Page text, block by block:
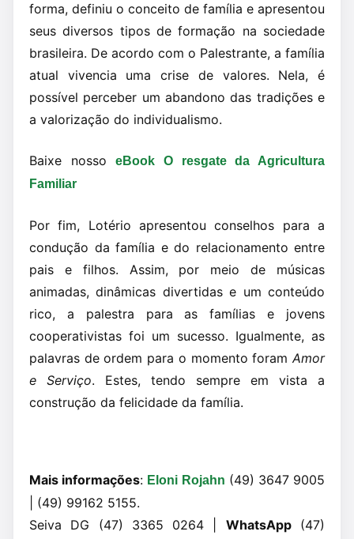
forma, definiu o conceito de família e apresentou
seus diversos tipos de formação na sociedade
brasileira. De acordo com o Palestrante, a família
atual vivencia uma crise de valores. Nela, é
possível perceber um abandono das tradições e
a valorização do individualismo.
Baixe nossoeBook O resgate da Agricultura
Familiar
Por fim, Lotério apresentou conselhos para a
condução da família e do relacionamento entre
pais e filhos. Assim, por meio de músicas
animadas, dinâmicas divertidas e um conteúdo
rico, a palestra para as famílias e jovens
cooperativistas foi um sucesso. Igualmente, as
palavras de ordem para o momento foramAmor
e Serviço. Estes, tendo sempre em vista a
construção da felicidade da família.
Mais informações: Eloni Rojahn (49) 3647 9005
| (49) 99162 5155.
Seiva DG (47) 3365 0264 | WhatsApp(47)